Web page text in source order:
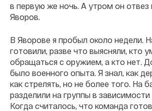
в первую же ночь. А утром он отвез
Яворов.
В Яворове я пробыл около недели.
готовили, разве что выясняли, кто
обращаться с оружием, а кто нет.
было военного опыта. Я знал, как
как стрелять, но не более того. На
разделили на группы в зависимости
Когда считалось, что команда